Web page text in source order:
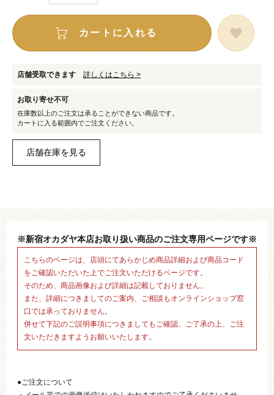
カートに入れる
店舗受取できます 詳しくはこちら >
お取り寄せ不可
在庫数以上のご注文は承ることができない商品です。
カートに入る範囲内でご注文ください。
※新宿オカダヤ本店お取り扱い商品のご注文専用ページです※
こちらのページは、店頭にてあらかじめ商品詳細および商品コード
をご確認いただいた上でご注文いただけるページです。
そのため、商品画像および詳細は記載しておりません。
また、詳細につきましてのご案内、ご相談もオンラインショップ窓
口では承っておりません。
併せて下記のご説明事項につきましてもご確認、ご了承の上、ご注
文いただきますようお願いいたします。
●ご注文について